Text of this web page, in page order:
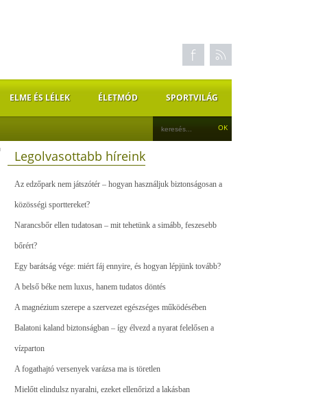
ELME ÉS LÉLEK ÉLETMÓD SPORTVILÁG
Legolvasottabb híreink
Az edzőpark nem játszótér – hogyan használjuk biztonságosan a
közösségi sporttereket?
Narancsbőr ellen tudatosan – mit tehetünk a simább, feszesebb
bőrért?
Egy barátság vége: miért fáj ennyire, és hogyan lépjünk tovább?
A belső béke nem luxus, hanem tudatos döntés
A magnézium szerepe a szervezet egészséges működésében
Balatoni kaland biztonságban – így élvezd a nyarat felelősen a
vízparton
A fogathajtó versenyek varázsa ma is töretlen
Mielőtt elindulsz nyaralni, ezeket ellenőrizd a lakásban